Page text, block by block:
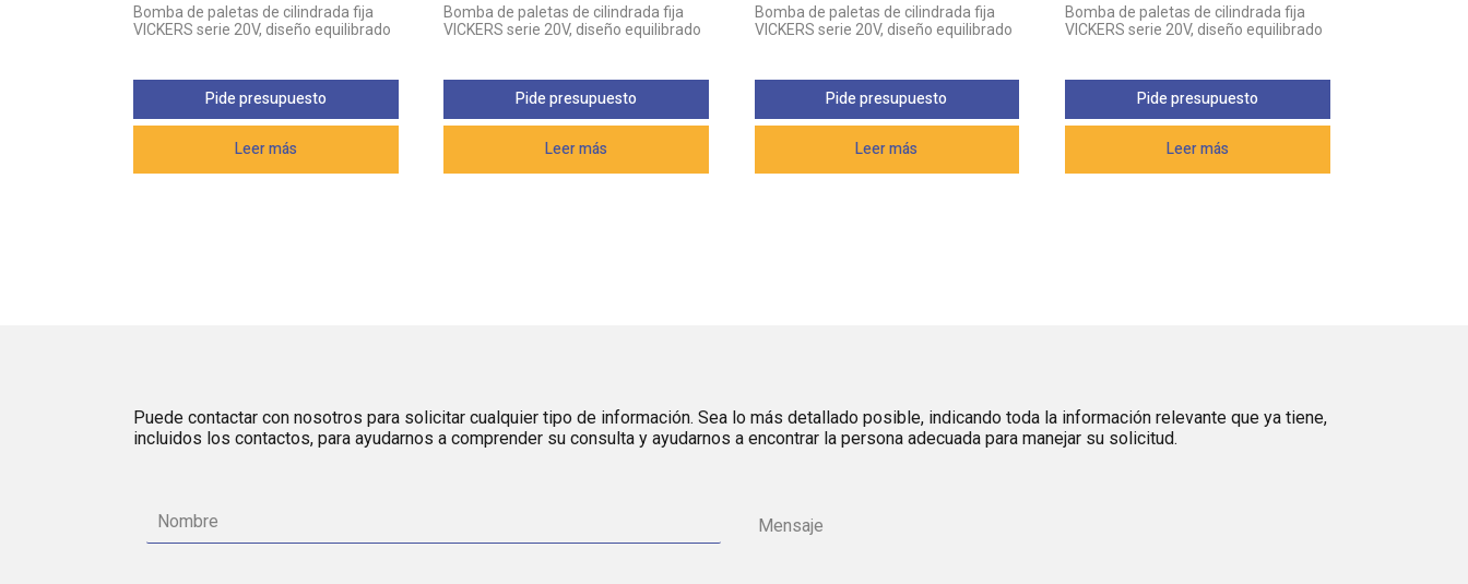
Bomba de paletas de cilindrada fija
VICKERS serie 20V, diseño equilibrado
Leer más
Pide presupuesto
Bomba de paletas de cilindrada fija
VICKERS serie 20V, diseño equilibrado
Leer más
Pide presupuesto
Bomba de paletas de cilindrada fija
VICKERS serie 20V, diseño equilibrado
Leer más
Pide presupuesto
Bomba de paletas de cilindrada fija
VICKERS serie 20V, diseño equilibrado
Leer más
Pide presupuesto
Puede contactar con nosotros para solicitar cualquier tipo de información. Sea lo más detallado posible, indicando toda la información relevante que ya tiene,
incluidos los contactos, para ayudarnos a comprender su consulta y ayudarnos a encontrar la persona adecuada para manejar su solicitud.